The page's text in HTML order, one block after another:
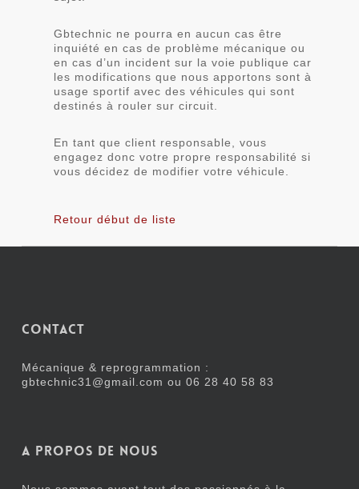
Gbtechnic ne pourra en aucun cas être
inquiété en cas de problème mécanique ou
en cas d’un incident sur la voie publique car
les modifications que nous apportons sont à
usage sportif avec des véhicules qui sont
destinés à rouler sur circuit.
En tant que client responsable, vous
engagez donc votre propre responsabilité si
vous décidez de modifier votre véhicule.
Retour début de liste
Contact
Mécanique & reprogrammation :
gbtechnic31@gmail.com ou 06 28 40 58 83
A propos de nous